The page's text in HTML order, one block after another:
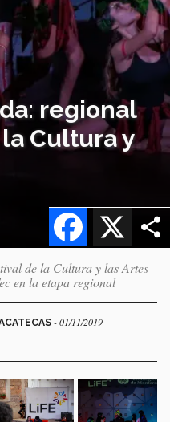
regional
Cultura y
X
Facebook
de la Cultura y las Artes
en la etapa regional
- 01/11/2019